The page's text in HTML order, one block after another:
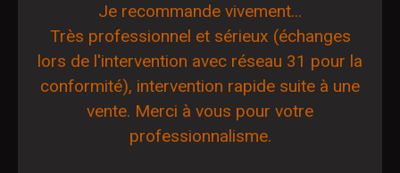
Je recommande vivement...
Très professionnel et sérieux (échanges
lors de l'intervention avec réseau 31 pour la
conformité), intervention rapide suite à une
vente. Merci à vous pour votre
professionnalisme.